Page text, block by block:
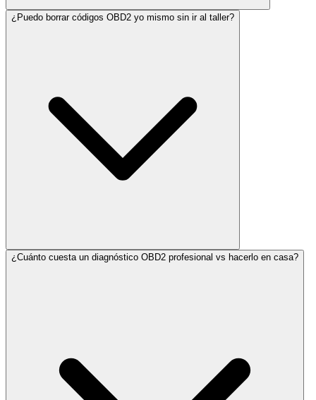
¿Puedo borrar códigos OBD2 yo mismo sin ir al taller?
¿Cuánto cuesta un diagnóstico OBD2 profesional vs hacerlo en casa?